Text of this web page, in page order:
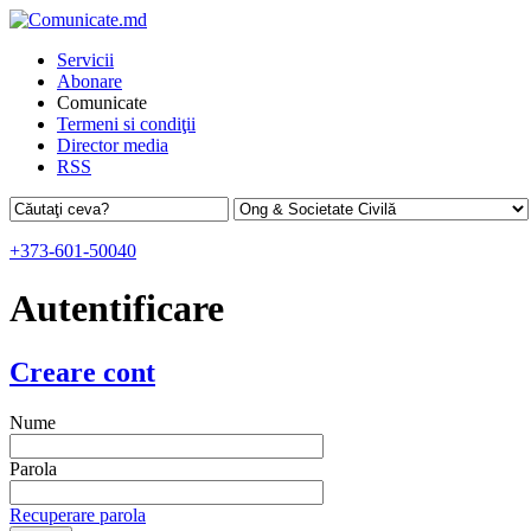
Servicii
Abonare
Comunicate
Termeni si condiţii
Director media
RSS
+373-601-50040
Autentificare
Creare cont
Nume
Parola
Recuperare parola